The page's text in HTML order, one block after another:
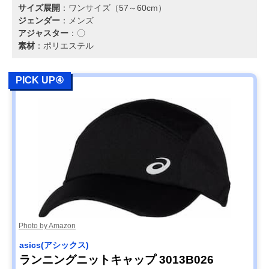
サイズ展開 ：ワンサイズ（57～60cm）
ジェンダー ：メンズ
アジャスター ：〇
素材 ：ポリエステル
PICK UP④
Photo by Amazon
asics(アシックス)
ランニングニットキャップ 3013B026